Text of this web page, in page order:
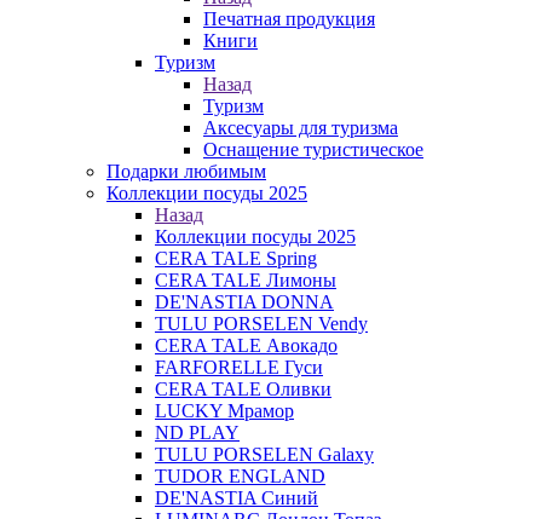
Печатная продукция
Книги
Туризм
Назад
Туризм
Аксесуары для туризма
Оснащение туристическое
Подарки любимым
Коллекции посуды 2025
Назад
Коллекции посуды 2025
CERA TALE Spring
CERA TALE Лимоны
DE'NASTIA DONNA
TULU PORSELEN Vendy
CERA TALE Авокадо
FARFORELLE Гуси
CERA TALE Оливки
LUCKY Мрамор
ND PLAY
TULU PORSELEN Galaxy
TUDOR ENGLAND
DE'NASTIA Синий